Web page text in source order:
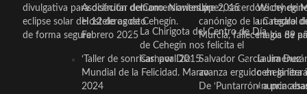
divulgativa para disfrutar del
eclipse solar del 12 de agosto
de forma segura
Asociación de Comerciantes y
Hosteleros de Cehegín.
Febrero 2025
‘Taller de sonrisas’ por Día
Mundial de la Felicidad. Marzo
2024
mano. Noviembre 2015
La Chirigota del Centro de Día
de Cehegín nos felicita el
Carnaval 2015
López, sacerdote
canónigo de la Catedral
Murcia, fallece a los 89
Salvador García Jiménez
avanza erguido en la
De ‘Puntarrón’ a
Wichy de
un regalo
magia de
Laura
ceheginera
«nunca